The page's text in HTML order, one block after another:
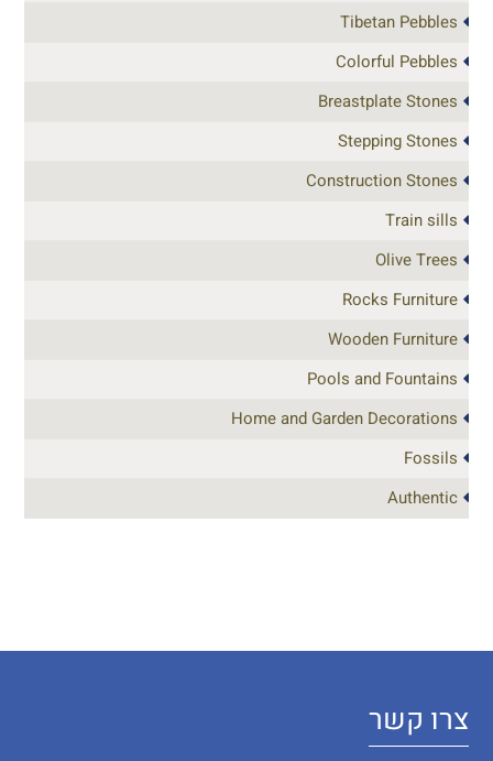
Tibetan Pebbles
Colorful Pebbles
Breastplate Stones
Stepping Stones
Construction Stones
Train sills
Olive Trees
Rocks Furniture
Wooden Furniture
Pools and Fountains
Home and Garden Decorations
Fossils
Authentic
צרו קשר